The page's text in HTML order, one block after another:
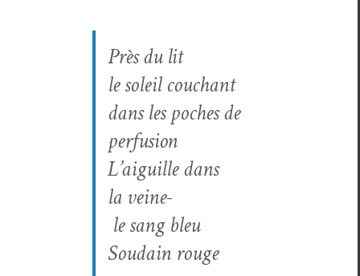
Près du lit
le soleil couchant
dans les poches de
perfusion
L’aiguille dans
la veine-
le sang bleu
Soudain rouge